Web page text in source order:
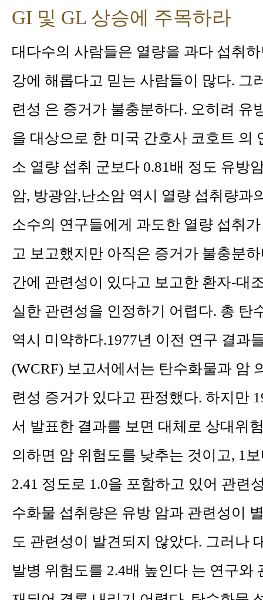
GI 및 GL 상승에 주목하라
대다수의 사람들은 열량을 과다 섭취
강에 해롭다고 믿는 사람들이 많다. 그
련성 은 증거가 불충분하다. 오히려 유
을 대상으로 한 미국 간호사 코호트 의
소 열량 섭취 군보다 0.81배 정도 유방
암, 방광암,난소암 역시 열량 섭취량과
소수의 연구들에게 과도한 열량 섭취
고 보고했지만 아직은 증거가 불충분
간에 관련성이 있다고 보고한 환자-대
실한 관련성을 인정하기 어렵다. 총 탄
역시 미약하다.1977년 이전 연구 결과
(WCRF) 보고서에서는 탄수화물과 암
련성 증거가 있다고 판정했다. 하지만
서 발표한 결과를 보면 대체로 상대위
의하면 암 위험도를 낮추는 것이고, 1
2.41 정도로 1.0을 포함하고 있어 관련
수화물 섭취량은 유방 암과 관련성이
도 관련성이 발견되지 않았다. 그러나
발병 위험도를 2.4배 높인다 는 연구와